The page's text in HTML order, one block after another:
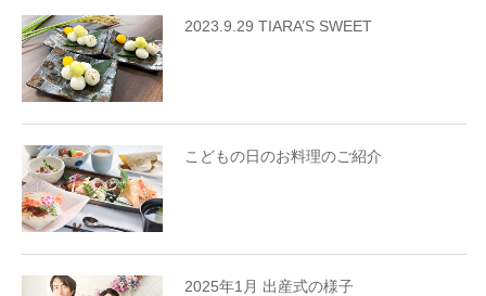
2023.9.29 TIARA’S SWEET
こどもの日のお料理のご紹介
2025年1月 出産式の様子